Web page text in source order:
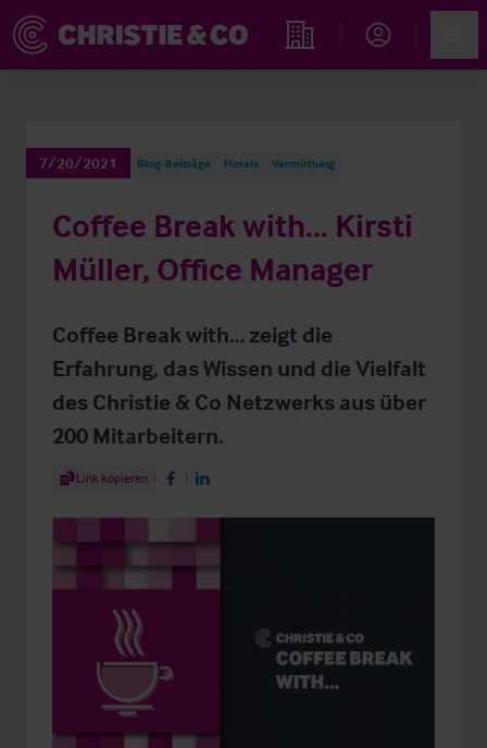
Immobiliensuche
7/20/2021 Blog-Beiträge Hotels Vermittlung
Coffee Break with... Kirsti
Müller, Office Manager
Coffee Break with… zeigt die
Erfahrung, das Wissen und die Vielfalt
des Christie & Co Netzwerks aus über
200 Mitarbeitern.
Share Article
Link kopieren Share on Facebook
Share on LinkedIn